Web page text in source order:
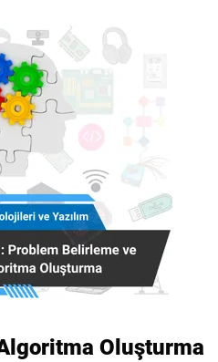
Oluşturma